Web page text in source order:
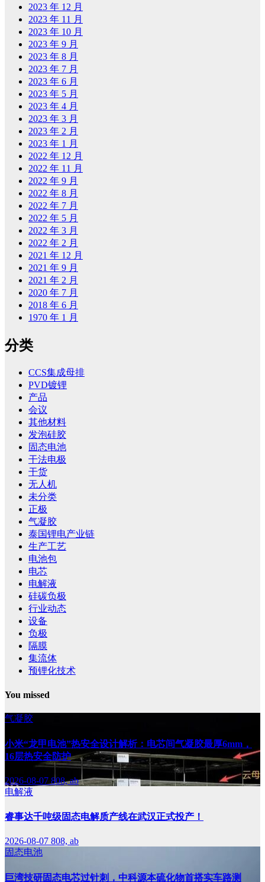
2023 年 12 月
2023 年 11 月
2023 年 10 月
2023 年 9 月
2023 年 8 月
2023 年 7 月
2023 年 6 月
2023 年 5 月
2023 年 4 月
2023 年 3 月
2023 年 2 月
2023 年 1 月
2022 年 12 月
2022 年 11 月
2022 年 9 月
2022 年 8 月
2022 年 7 月
2022 年 5 月
2022 年 3 月
2022 年 2 月
2021 年 12 月
2021 年 9 月
2021 年 2 月
2020 年 7 月
2018 年 6 月
1970 年 1 月
分类
CCS集成母排
PVD镀锂
产品
会议
其他材料
发泡硅胶
固态电池
干法电极
干货
无人机
未分类
正极
气凝胶
泰国锂电产业链
生产工艺
电池包
电芯
电解液
硅碳负极
行业动态
设备
负极
隔膜
集流体
预锂化技术
You missed
气凝胶
小米“龙甲电池”热安全设计解析：电芯间气凝胶最厚6mm，
16层热安全防护
2026-08-07 808, ab
电解液
睿事达千吨级固态电解质产线在武汉正式投产！
2026-08-07 808, ab
固态电池
巨湾技研固态电芯过针刺，中科源本硫化物首搭实车路测